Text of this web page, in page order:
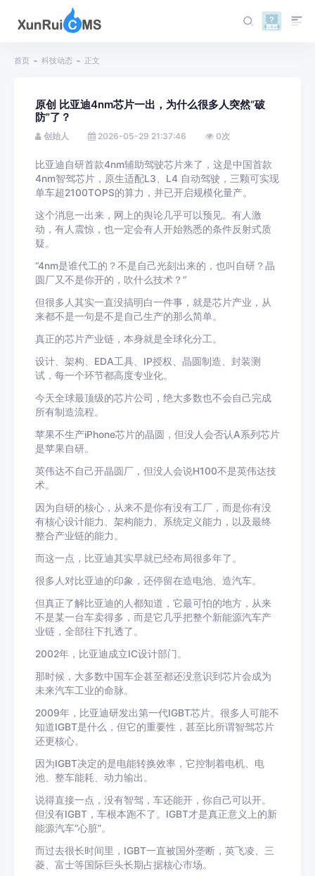
首页 科技动态 正文
原创 比亚迪4nm芯片一出，为什么很多人突然“破
防”了？
创始人 2026-05-29 21:37:46 0次
比亚迪自研首款4nm辅助驾驶芯片来了，这是中国首款
4nm智驾芯片，原生适配L3、L4 自动驾驶，三颗可实现
单车超2100TOPS的算力，并已开启规模化量产。
这个消息一出来，网上的舆论几乎可以预见。有人激
动，有人震惊，也一定会有人开始熟悉的条件反射式质
疑。
“4nm是谁代工的？不是自己光刻出来的，也叫自研？晶
圆厂又不是你开的，吹什么技术？”
但很多人其实一直没搞明白一件事，就是芯片产业，从
来都不是一句是不是自己生产的那么简单。
真正的芯片产业链，本身就是全球化分工。
设计、架构、EDA工具、IP授权、晶圆制造、封装测
试，每一个环节都高度专业化。
今天全球最顶级的芯片公司，绝大多数也不会自己完成
所有制造流程。
苹果不生产iPhone芯片的晶圆，但没人会否认A系列芯片
是苹果自研。
英伟达不自己开晶圆厂，但没人会说H100不是英伟达技
术。
因为自研的核心，从来不是你有没有工厂，而是你有没
有核心设计能力、架构能力、系统定义能力，以及最终
整合产业链的能力。
而这一点，比亚迪其实早就已经布局很多年了。
很多人对比亚迪的印象，还停留在造电池、造汽车。
但真正了解比亚迪的人都知道，它最可怕的地方，从来
不是某一台车卖得多，而是它几乎把整个新能源汽车产
业链，全部往下扎透了。
2002年，比亚迪成立IC设计部门。
那时候，大多数中国车企甚至都还没意识到芯片会成为
未来汽车工业的命脉。
2009年，比亚迪研发出第一代IGBT芯片。很多人可能不
知道IGBT是什么，但它的重要性，甚至比所谓智驾芯片
还更核心。
因为IGBT决定的是电能转换效率，它控制着电机、电
池、整车能耗、动力输出。
说得直接一点，没有智驾，车还能开，你自己可以开。
但没有IGBT，车根本跑不了。IGBT才是真正意义上的新
能源汽车“心脏”。
而过去很长时间里，IGBT一直被国外垄断，英飞凌、三
菱、富士等国际巨头长期占据核心市场。